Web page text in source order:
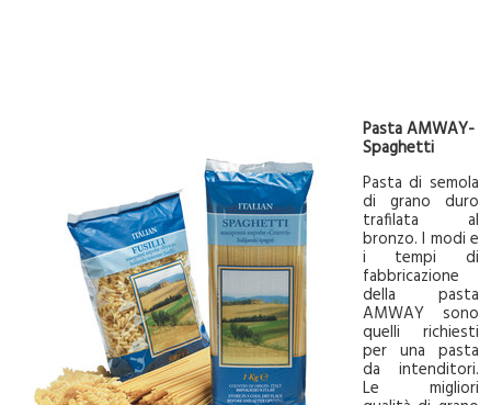
Pasta AMWAY-
Spaghetti
Pasta di semola
di grano duro
trafilata al
bronzo. I modi e
i tempi di
fabbricazione
della pasta
AMWAY sono
quelli richiesti
per una pasta
da intenditori.
Le migliori